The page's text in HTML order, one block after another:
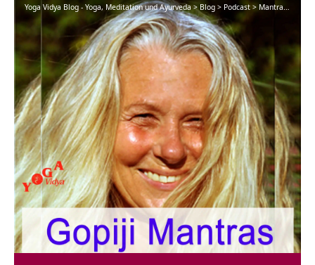
Yoga Vidya Blog - Yoga, Meditation und Ayurveda> Blog > Podcast > Mantra>